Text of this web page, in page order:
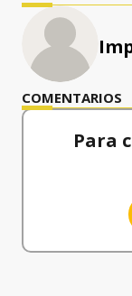
COMENTARIOS
Para